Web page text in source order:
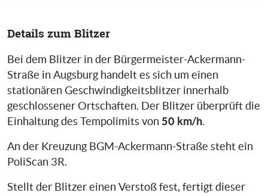
Details zum Blitzer
Bei dem Blitzer in der Bürgermeister-Ackermann-
Straße in Augsburg handelt es sich um einen
stationären Geschwindigkeitsblitzer innerhalb
geschlossener Ortschaften. Der Blitzer überprüft die
Einhaltung des Tempolimits von 50 km/h.
An der Kreuzung BGM-Ackermann-Straße steht ein
PoliScan 3R.
Stellt der Blitzer einen Verstoß fest, fertigt dieser